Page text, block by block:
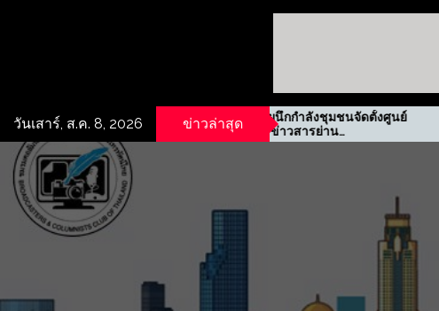
วันเสาร์, ส.ค. 8, 2026 ข่าวล่าสุด
ดินเชิง
รฟม. ผนึกกำลังชุมชนจัดตั้งศูนย์
ข้อมูลข่าวสารย่าน
ประชาสงเคราะห์